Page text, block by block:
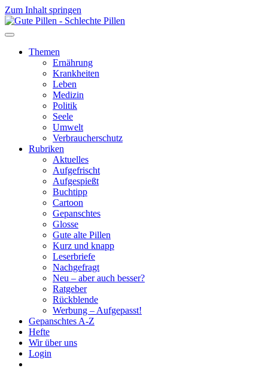
Zum Inhalt springen
Themen
Ernährung
Krankheiten
Leben
Medizin
Politik
Seele
Umwelt
Verbraucherschutz
Rubriken
Aktuelles
Aufgefrischt
Aufgespießt
Buchtipp
Cartoon
Gepanschtes
Glosse
Gute alte Pillen
Kurz und knapp
Leserbriefe
Nachgefragt
Neu – aber auch besser?
Ratgeber
Rückblende
Werbung – Aufgepasst!
Gepanschtes A-Z
Hefte
Wir über uns
Login